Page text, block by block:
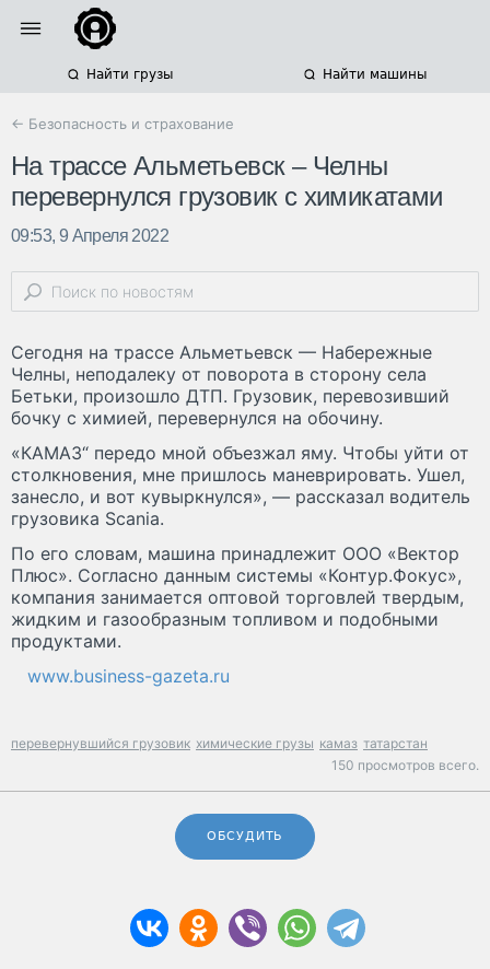
Найти грузы Найти машины
← Безопасность и страхование
На трассе Альметьевск – Челны
перевернулся грузовик с химикатами
09:53, 9 Апреля 2022
Сегодня на трассе Альметьевск — Набережные
Челны, неподалеку от поворота в сторону села
Бетьки, произошло ДТП. Грузовик, перевозивший
бочку с химией, перевернулся на обочину.
«КАМАЗ“ передо мной объезжал яму. Чтобы уйти от
столкновения, мне пришлось маневрировать. Ушел,
занесло, и вот кувыркнулся», — рассказал водитель
грузовика Scania.
По его словам, машина принадлежит ООО «Вектор
Плюс». Согласно данным системы «Контур.Фокус»,
компания занимается оптовой торговлей твердым,
жидким и газообразным топливом и подобными
продуктами.
www.business-gazeta.ru
перевернувшийся грузовик химические грузы камаз татарстан
150 просмотров всего.
ОБСУДИТЬ